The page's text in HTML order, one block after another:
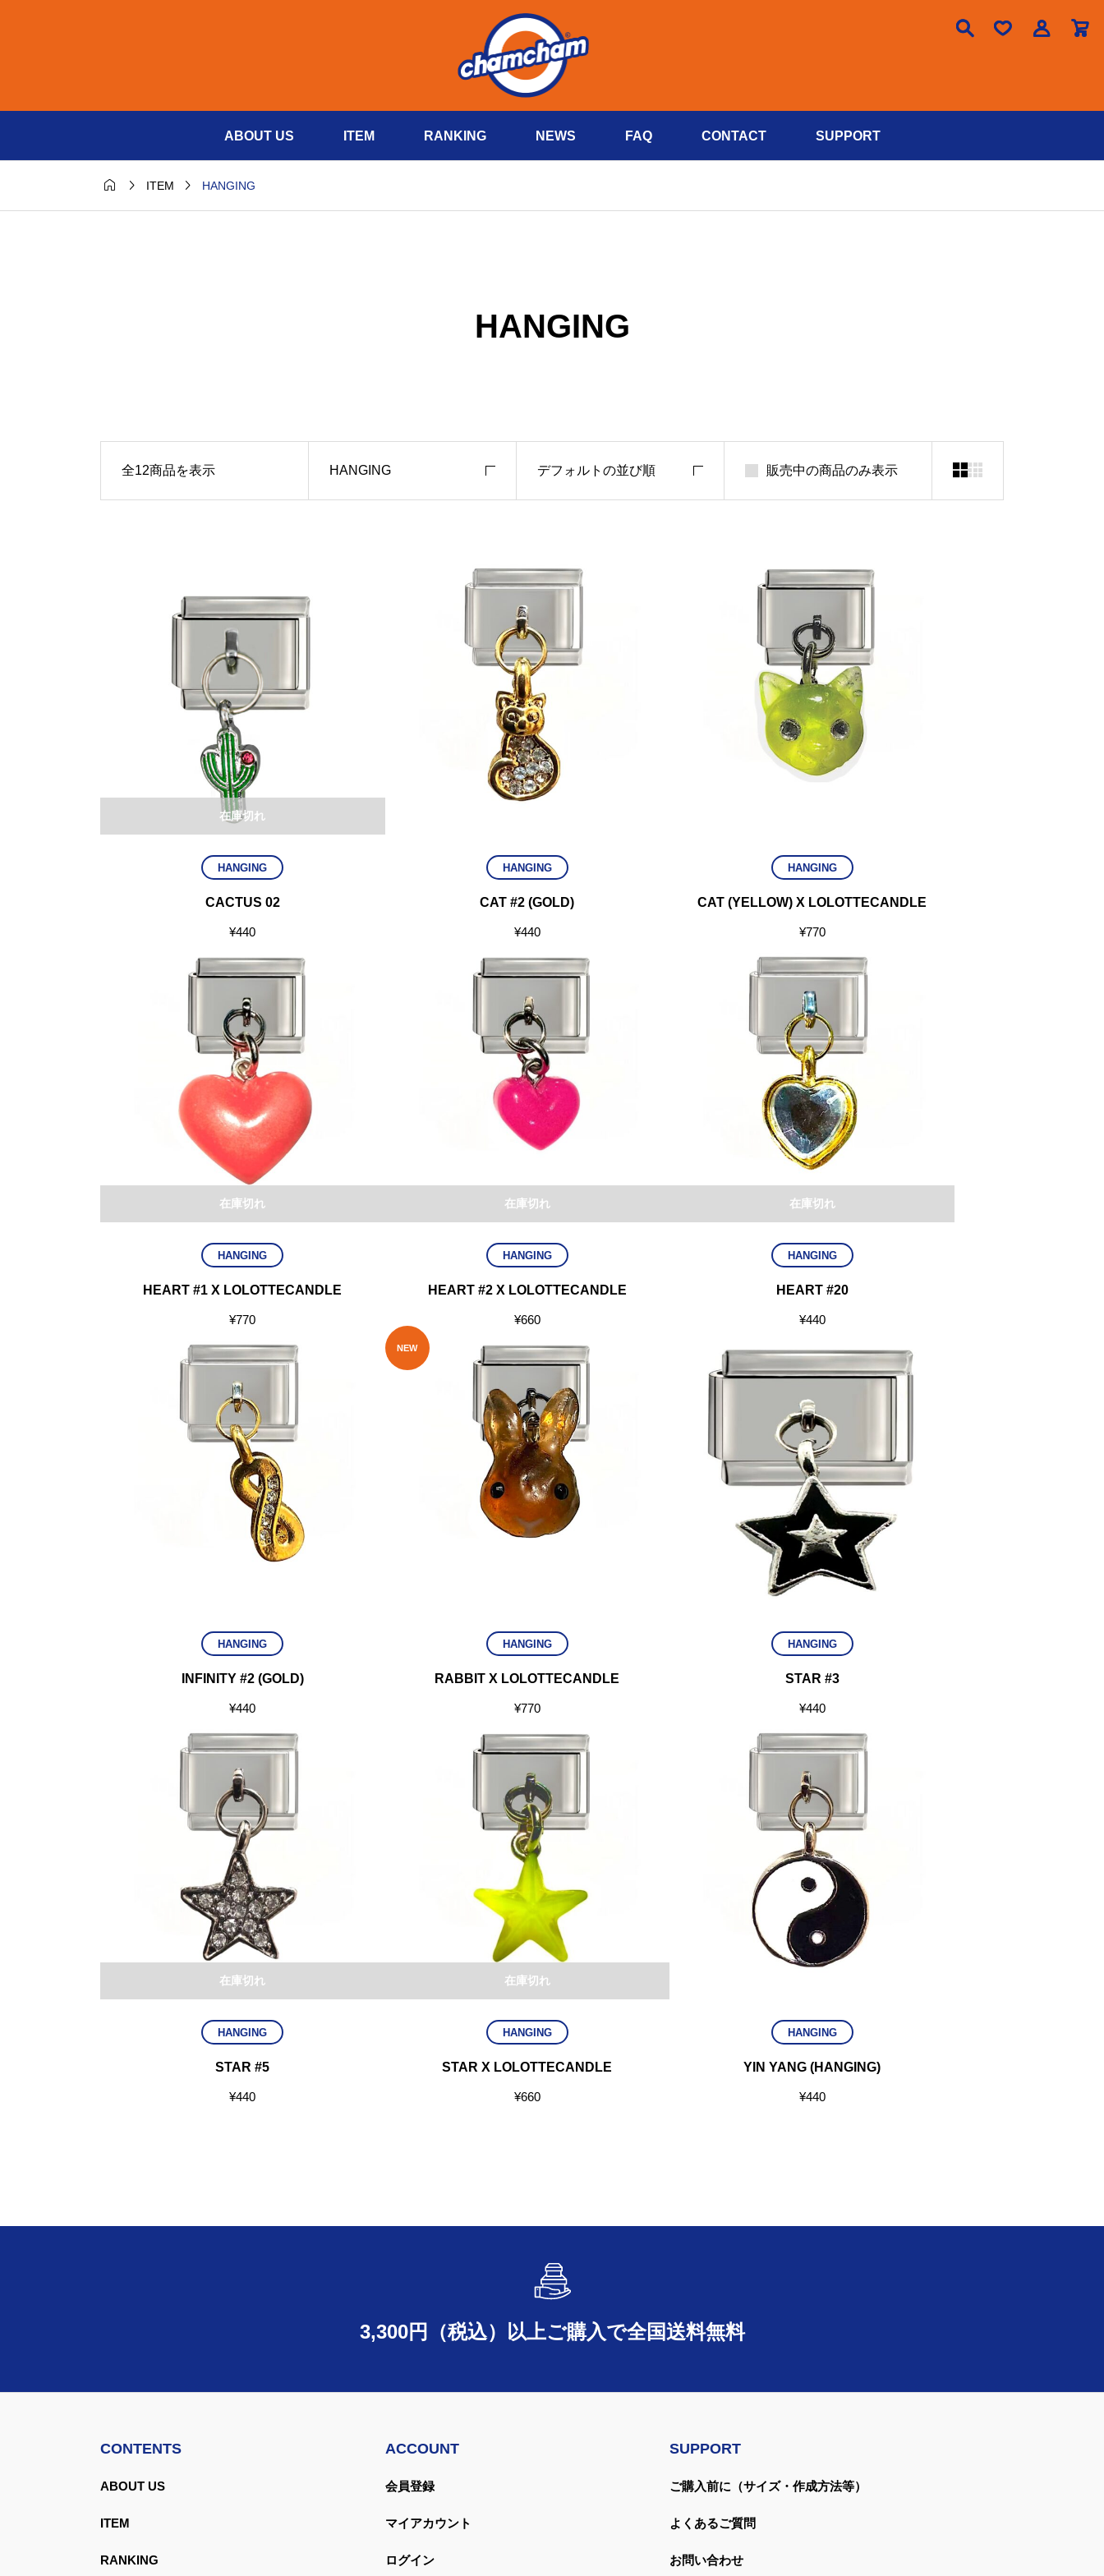

ABOUT US ITEM RANKING NEWS FAQ CONTACT SUPPORT
  ITEM  HANGING
HANGING
全12商品を表示 HANGING デフォルトの並び順 販売中の商品のみ表示 
HANGING
CACTUS 02
¥440
在庫切れ
HANGING
CAT #2 (GOLD)
¥440
HANGING
CAT (YELLOW) X LOLOTTECANDLE
¥770
HANGING
HEART #1 X LOLOTTECANDLE
¥770
在庫切れ
HANGING
HEART #2 X LOLOTTECANDLE
¥660
在庫切れ
HANGING
HEART #20
¥440
在庫切れ
HANGING
INFINITY #2 (GOLD)
¥440
NEW
HANGING
RABBIT X LOLOTTECANDLE
¥770
HANGING
STAR #3
¥440
HANGING
STAR #5
¥440
在庫切れ
HANGING
STAR X LOLOTTECANDLE
¥660
在庫切れ
HANGING
YIN YANG (HANGING)
¥440
3,300円（税込）以上ご購入で全国送料無料
CONTENTS
ABOUT US
ITEM
RANKING
ACCOUNT
会員登録
マイアカウント
ログイン
SUPPORT
ご購入前に（サイズ・作成方法等）
よくあるご質問
お問い合わせ